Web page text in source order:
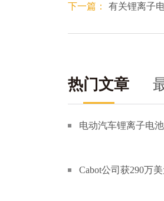
下一篇：
有关锂离子
热门文章
电动汽车锂离子电
Cabot公司获290万